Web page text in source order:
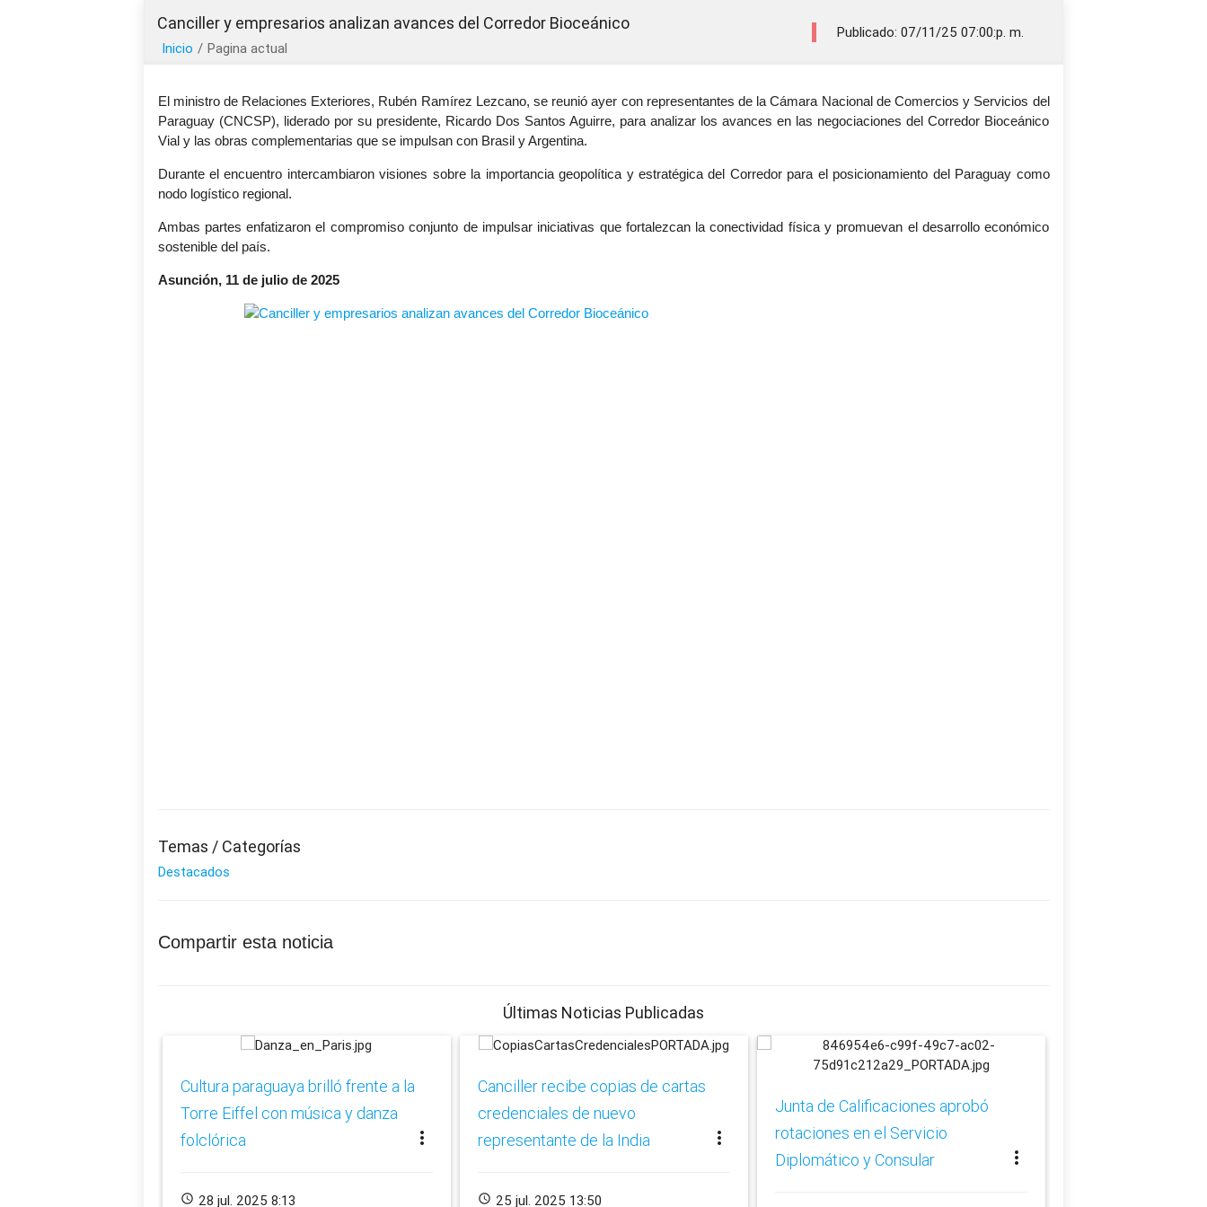
Canciller y empresarios analizan avances del Corredor Bioceánico
Inicio / Pagina actual
Publicado: 07/11/25 07:00:p. m.
El ministro de Relaciones Exteriores, Rubén Ramírez Lezcano, se reunió ayer con representantes de la Cámara Nacional de Comercios y Servicios del
Paraguay (CNCSP), liderado por su presidente, Ricardo Dos Santos Aguirre, para analizar los avances en las negociaciones del Corredor Bioceánico
Vial y las obras complementarias que se impulsan con Brasil y Argentina.
Durante el encuentro intercambiaron visiones sobre la importancia geopolítica y estratégica del Corredor para el posicionamiento del Paraguay como
nodo logístico regional.
Ambas partes enfatizaron el compromiso conjunto de impulsar iniciativas que fortalezcan la conectividad física y promuevan el desarrollo económico
sostenible del país.
Asunción, 11 de julio de 2025
Temas / Categorías
Destacados
Compartir esta noticia
Últimas Noticias Publicadas
​Cultura paraguaya brilló frente a la
Torre Eiffel con música y danza
folclórica
more_vert
schedule 28 jul. 2025 8:13
Canciller recibe copias de cartas
credenciales de nuevo
representante de la India
more_vert
schedule 25 jul. 2025 13:50
Junta de Calificaciones aprobó
rotaciones en el Servicio
Diplomático y Consular
more_vert